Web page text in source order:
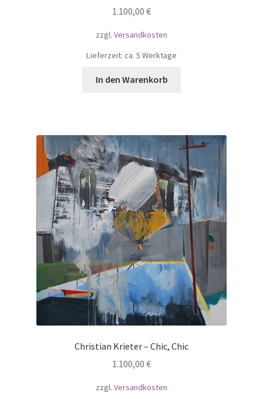
1.100,00 €
zzgl. Versandkosten
Lieferzeit: ca. 5 Werktage
In den Warenkorb
Christian Krieter – Chic, Chic
1.100,00 €
zzgl. Versandkosten